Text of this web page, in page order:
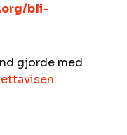
bli-
gjorde med
.